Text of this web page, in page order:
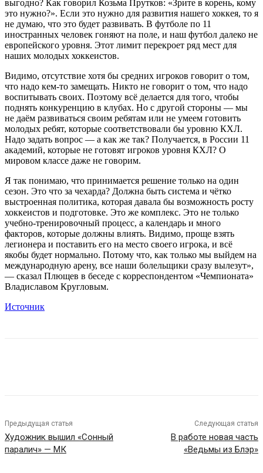
выгодно? Как говорил Козьма Прутков: «Зрите в корень, кому
это нужно?». Если это нужно для развития нашего хоккея, то я
не думаю, что это будет развивать. В футболе по 11
иностранных человек гоняют на поле, и наш футбол далеко не
европейского уровня. Этот лимит перекроет ряд мест для
наших молодых хоккеистов.
Видимо, отсутствие хотя бы средних игроков говорит о том,
что надо кем-то замещать. Никто не говорит о том, что надо
воспитывать своих. Поэтому всё делается для того, чтобы
поднять конкуренцию в клубах. Но с другой стороны — мы
не даём развиваться своим ребятам или не умеем готовить
молодых ребят, которые соответствовали бы уровню КХЛ.
Надо задать вопрос — а как же так? Получается, в России 11
академий, которые не готовят игроков уровня КХЛ? О
мировом классе даже не говорим.
Я так понимаю, что принимается решение только на один
сезон. Это что за чехарда? Должна быть система и чётко
выстроенная политика, которая давала бы возможность росту
хоккеистов и подготовке. Это же комплекс. Это не только
учебно-тренировочный процесс, а календарь и много
факторов, которые должны влиять. Видимо, проще взять
легионера и поставить его на место своего игрока, и всё
якобы будет нормально. Потому что, как только мы выйдем на
международную арену, все наши болельщики сразу вылезут»,
— сказал Плющев в беседе с корреспондентом «Чемпионата»
Владиславом Кругловым.
Источник
Предыдущая статья
Художник вышил «Сонный
паралич» — МК
Следующая статья
В работе новая часть
«Ведьмы из Блэр»